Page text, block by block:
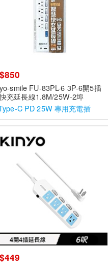
$850
yo-smile FU-83PL-6 3P-6開5插
快充延長線1.8M/25W-2埠
C PD 25W 專用充電插
$449